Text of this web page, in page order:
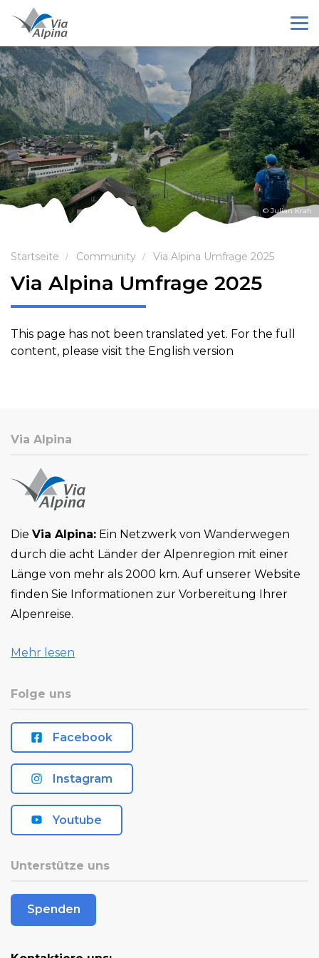
© Julian Krah
Startseite Community Via Alpina Umfrage 2025
Via Alpina Umfrage 2025
This page has not been translated yet. For the full
content, please visit the English version
Via Alpina
Die Via Alpina: Ein Netzwerk von Wanderwegen
durch die acht Länder der Alpenregion mit einer
Länge von mehr als 2000 km. Auf unserer Website
finden Sie Informationen zur Vorbereitung Ihrer
Alpenreise.
Mehr lesen
Folge uns
Facebook
Instagram
Youtube
Unterstütze uns
Spenden